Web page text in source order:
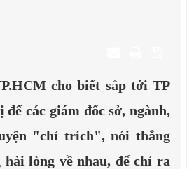
cho biết sắp tới TP
để các giám đốc sở, ngành,
"chỉ trích", nói thẳng
lòng về nhau, để chỉ ra